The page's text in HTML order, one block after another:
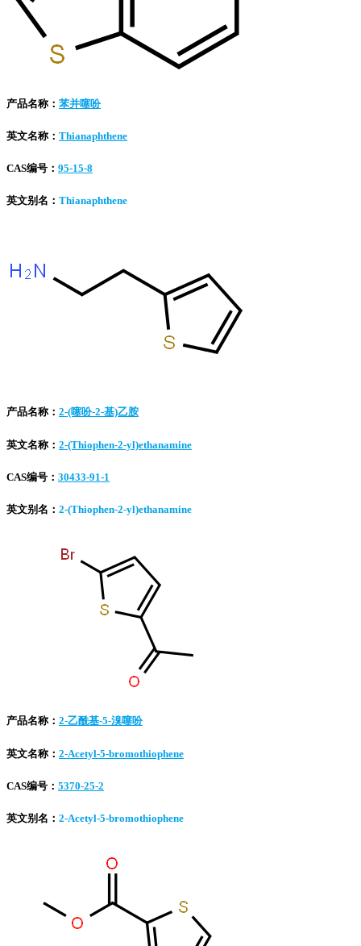
产品名称： 苯并噻吩
英文名称： Thianaphthene
CAS编号： 95-15-8
英文别名： Thianaphthene
产品名称： 2-(噻吩-2-基)乙胺
英文名称： 2-(Thiophen-2-yl)ethanamine
CAS编号： 30433-91-1
英文别名： 2-(Thiophen-2-yl)ethanamine
产品名称： 2-乙酰基-5-溴噻吩
英文名称： 2-Acetyl-5-bromothiophene
CAS编号： 5370-25-2
英文别名： 2-Acetyl-5-bromothiophene